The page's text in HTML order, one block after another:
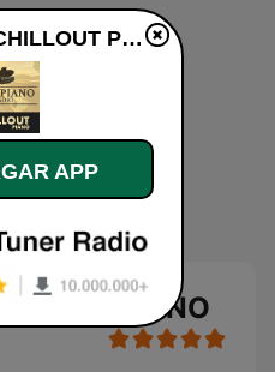
PIANO
Epic Piano - CHILLOUT PIANO en vivo
APP